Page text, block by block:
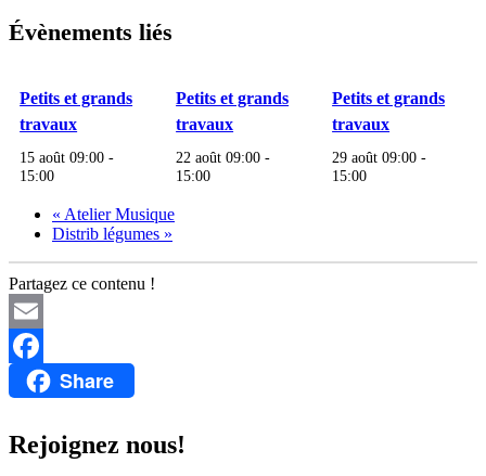
Évènements liés
Petits et grands
travaux
15 août 09:00 -
15:00
Petits et grands
travaux
22 août 09:00 -
15:00
Petits et grands
travaux
29 août 09:00 -
15:00
« Atelier Musique
Distrib légumes »
Partagez ce contenu !
Email
FacebookShare
Rejoignez nous!